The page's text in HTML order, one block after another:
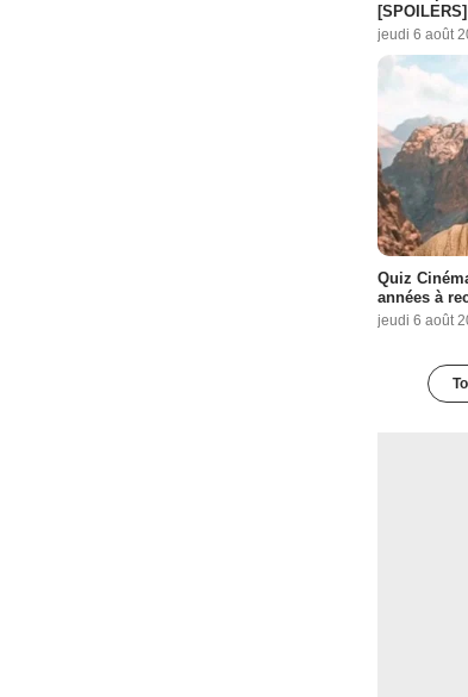
[SPOILERS]
jeudi 6 août
Quiz
années à
jeudi 6 août